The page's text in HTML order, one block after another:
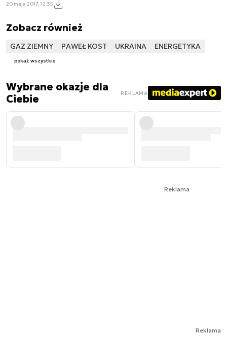
20 maja 2017, 12:35
Zobacz również
GAZ ZIEMNY PAWEŁ KOST UKRAINA ENERGETYKA
pokaż wszystkie
Wybrane okazje dla
Ciebie
REKLAMA
Reklama
Reklama